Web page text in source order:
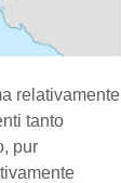
relativamente
tanto
pur